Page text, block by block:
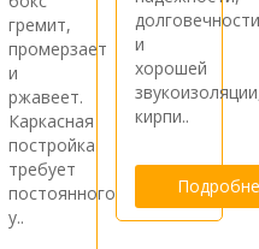
гремит,
промерзает
и
ржавеет.
Каркасная
постройка
требует
постоянного
у..
долговечности
и
хорошей
кирпи..